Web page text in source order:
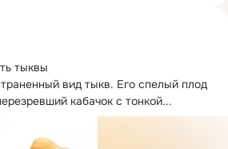
тыквы
вид тыкв. Его спелый плод
кабачок с тонкой...